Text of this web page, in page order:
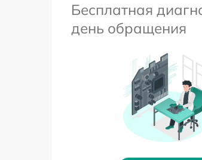
Бесплатная
день обращения